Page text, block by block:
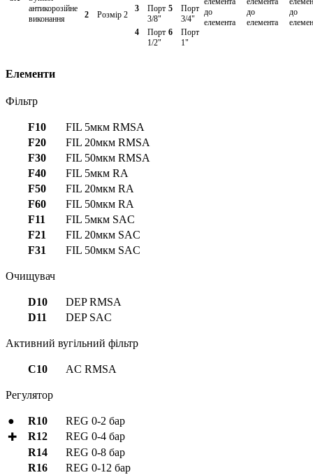
антикорозійне
виконання
2 Розмір 2
3
Порт
3/8"
5
Порт
3/4"
4
Порт
1/2"
6
Порт
1"
до
елемента
до
елемента
до
Елементи
Фільтр
F10
FIL 5мкм RMSA
F20
FIL 20мкм RMSA
F30
FIL 50мкм RMSA
F40
FIL 5мкм RA
F50
FIL 20мкм RA
F60
FIL 50мкм RA
F11
FIL 5мкм SAC
F21
FIL 20мкм SAC
F31
FIL 50мкм SAC
Очищувач
D10
DEP RMSA
D11
DEP SAC
Активний вугільний фільтр
C10 AC RMSA
Регулятор
● R10
REG 0-2 бар
✚
R12
REG 0-4 бар
R14
REG 0-8 бар
R16
REG 0-12 бар